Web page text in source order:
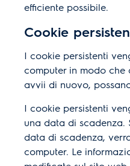
efficiente possibile.
Cookie
I cookie persistenti
computer in modo
avvii di nuovo,
I cookie persistenti
una data di scadenza.
data di scadenza,
computer. Le